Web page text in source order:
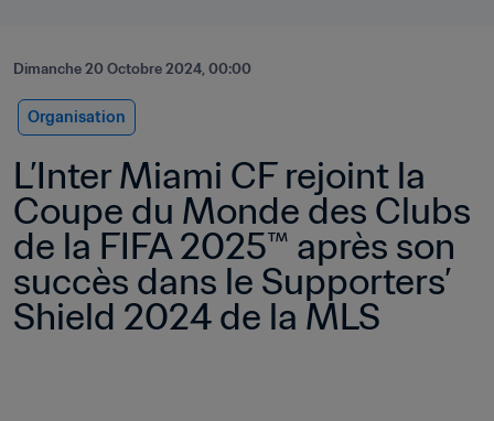
Dimanche 20 Octobre 2024, 00:00
Organisation
L’Inter Miami CF rejoint la
Coupe du Monde des Clubs
de la FIFA 2025™ après son
succès dans le Supporters’
Shield 2024 de la MLS